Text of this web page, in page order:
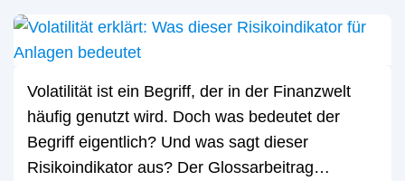
Volatilität ist ein Begriff, der in der Finanzwelt
häufig genutzt wird. Doch was bedeutet der
Begriff eigentlich? Und was sagt dieser
Risikoindikator aus? Der Glossarbeitrag…